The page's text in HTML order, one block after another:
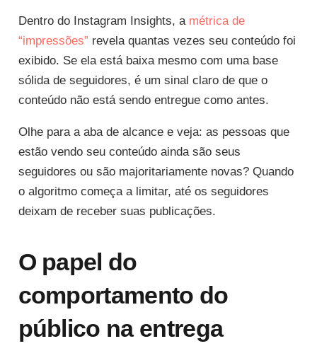
Dentro do Instagram Insights, a métrica de
“impressões” revela quantas vezes seu conteúdo foi
exibido. Se ela está baixa mesmo com uma base
sólida de seguidores, é um sinal claro de que o
conteúdo não está sendo entregue como antes.
Olhe para a aba de alcance e veja: as pessoas que
estão vendo seu conteúdo ainda são seus
seguidores ou são majoritariamente novas? Quando
o algoritmo começa a limitar, até os seguidores
deixam de receber suas publicações.
O papel do
comportamento do
público na entrega